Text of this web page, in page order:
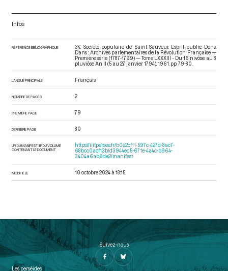
Infos
RÉFÉRENCE BIBLIOGRAPHIQUE
34. Société populaire de Saint-Sauveur. Esprit public. Dons.
Dans : Archives parlementaires de la Révolution Française —
Première série (1787-1799) — Tome LXXXIII - Du 16 nivôse au 8
pluviôse An II (5 au 27 janvier 1794) . 1961. pp. 79-80.
LANGUE PRINCIPALE Français
NOMBRE DE PAGES 2
PREMIÈRE PAGE 79
DERNIÈRE PAGE 80
URI DU MANIFEST IIIF DU VOLUME
CONTENANT LE DOCUMENT
https://iiif.persee.fr/b0e2cf11-597c-427d-8ac7-
68bcc0acf13b/d3944ed5-671e-4a4c-b964-
3404a6ab9de2/manifest
MODIFIÉ LE 10 octobre 2024 à 18:15
Suivez-nous
Les perséides